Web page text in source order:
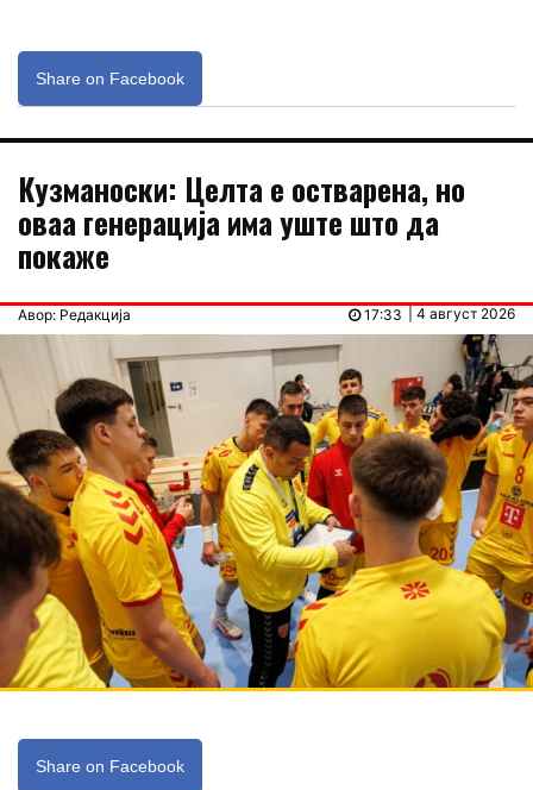
Share on Facebook
Кузманоски: Целта е остварена, но
оваа генерација има уште што да
покаже
Авор: Редакција | 4 август 2026
17:33
Share on Facebook